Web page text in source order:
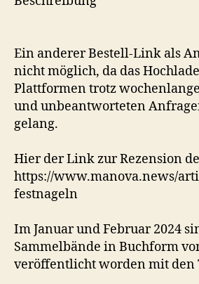
Ein anderer Bestell-Link als
nicht möglich, da das
Plattformen trotz
und unbeantworteten
gelang.
Hier der Link zur Rezension
https://www.manova.news/
festnageln
Im Januar und Februar 2024
Sammelbände in Buchform
veröffentlicht worden mit den